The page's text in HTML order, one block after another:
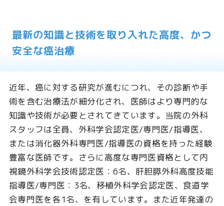
最新の知識と技術を取り入れた高度、かつ
安全な癌治療
近年、癌に対する研究が進むにつれ、その診断や手
術を含む治療法が細分化され、医師はより専門的な
知識や技術が必要とされてきています。当院の外科
スタッフは全員、外科学会認定医/専門医/指導医、
または消化器外科専門医/指導医の資格を持った経験
豊富な医師です。さらに高度な専門医資格として内
視鏡外科学会技術認定医：6名、肝胆膵外科高度技能
指導医/専門医：3名、移植外科学会認定医、食道学
会専門医を各1名、を有しています。また近年発達の